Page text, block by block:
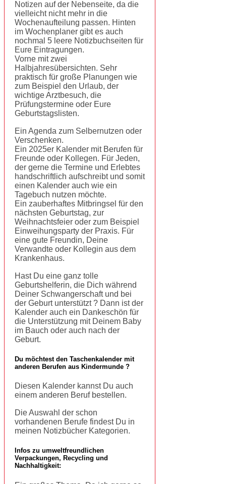
Notizen auf der Nebenseite, da die
vielleicht nicht mehr in die
Wochenaufteilung passen. Hinten
im Wochenplaner gibt es auch
nochmal 5 leere Notizbuchseiten für
Eure Eintragungen.
Vorne mit zwei
Halbjahresübersichten. Sehr
praktisch für große Planungen wie
zum Beispiel den Urlaub, der
wichtige Arztbesuch, die
Prüfungstermine oder Eure
Geburtstagslisten.
Ein Agenda zum Selbernutzen oder
Verschenken.
Ein 2025er Kalender mit Berufen für
Freunde oder Kollegen. Für Jeden,
der gerne die Termine und Erlebtes
handschriftlich aufschreibt und somit
einen Kalender auch wie ein
Tagebuch nutzen möchte.
Ein zauberhaftes Mitbringsel für den
nächsten Geburtstag, zur
Weihnachtsfeier oder zum Beispiel
Einweihungsparty der Praxis. Für
eine gute Freundin, Deine
Verwandte oder Kollegin aus dem
Krankenhaus.
Hast Du eine ganz tolle
Geburtshelferin, die Dich während
Deiner Schwangerschaft und bei
der Geburt unterstützt ? Dann ist der
Kalender auch ein Dankeschön für
die Unterstützung mit Deinem Baby
im Bauch oder auch nach der
Geburt.
Du möchtest den Taschenkalender mit
anderen Berufen aus Kindermunde ?
Diesen Kalender kannst Du auch
einem anderen Beruf bestellen.
Die Auswahl der schon
vorhandenen Berufe findest Du in
meinen Notizbücher Kategorien.
Infos zu umweltfreundlichen
Verpackungen, Recycling und
Nachhaltigkeit: